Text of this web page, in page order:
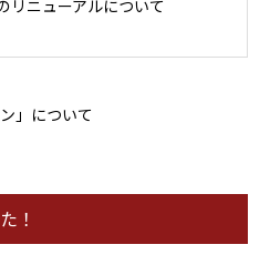
リニューアルについて
！